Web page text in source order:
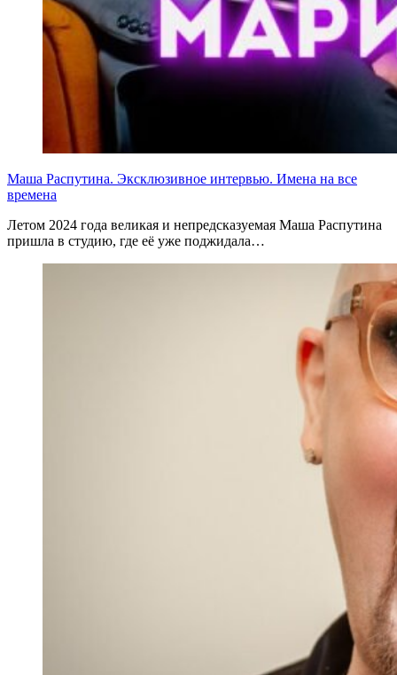
Маша Распутина. Эксклюзивное интервью. Имена на все
времена
Летом 2024 года великая и непредсказуемая Маша Распутина
пришла в студию, где её уже поджидала…